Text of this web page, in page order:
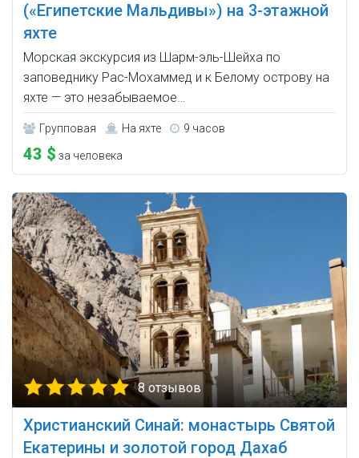
(«Египетские Мальдивы») на 3-этажной
яхте
Морская экскурсия из Шарм-эль-Шейха по
заповеднику Рас-Мохаммед и к Белому острову на
яхте — это незабываемое…
Групповая На яхте 9 часов
43 $ за человека
8 отзывов
Христианский Синай: монастырь Святой
Екатерины и золотой город Дахаб